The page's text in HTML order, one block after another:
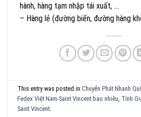
hành, hàng tạm nhập tái xuất, …
– Hàng lẻ (đường biển, đường hàng
This entry was posted inChuyển Phát Nhanh
Fedex Việt Nam-Saint Vincent bao nhiêu, Tính
Saint Vincent.